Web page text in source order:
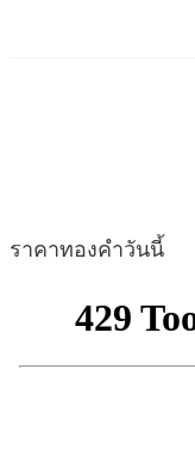
ราคาทองคำวันนี้